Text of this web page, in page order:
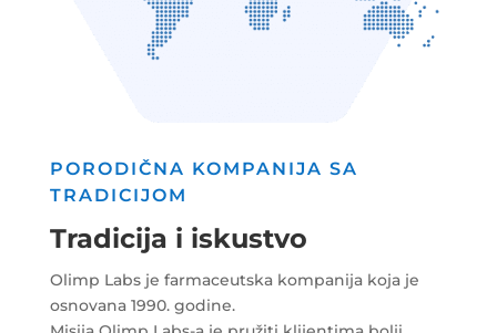
PORODIČNA KOMPANIJA SA
TRADICIJOM
Tradicija i iskustvo
Olimp Labs je farmaceutska kompanija koja je
osnovana 1990. godine.